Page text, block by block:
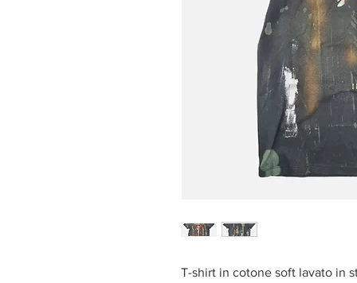
T-shirt in cotone soft lavato in